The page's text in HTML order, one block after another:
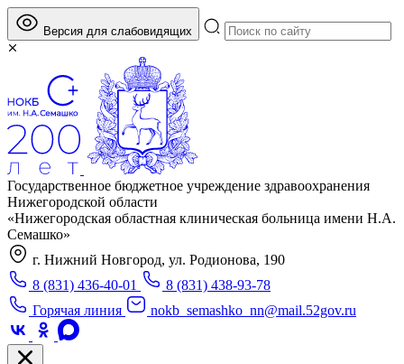
Версия для слабовидящих
Государственное бюджетное учреждение здравоохранения
Нижегородской области
«Нижегородская областная клиническая больница имени Н.А.
Семашко»
г. Нижний Новгород, ул. Родионова, 190
8 (831) 436-40-01
8 (831) 438-93-78
Горячая линия
nokb_semashko_nn@mail.52gov.ru